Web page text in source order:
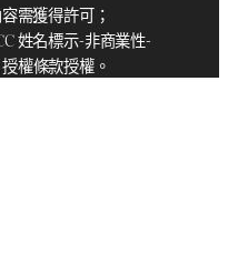
需獲得許可；
姓名標示-非商業性-
權條款授權。